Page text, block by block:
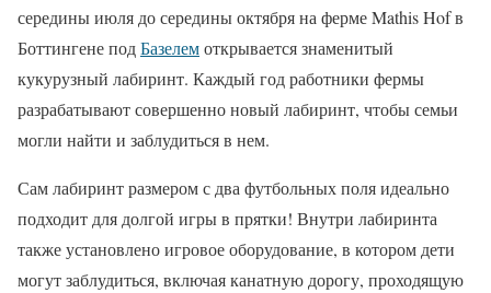
середины июля до середины октября на ферме Mathis Hof в
Боттингене подБазелемоткрывается знаменитый
кукурузный лабиринт. Каждый год работники фермы
разрабатывают совершенно новый лабиринт, чтобы семьи
могли найти и заблудиться в нем.
Сам лабиринт размером с два футбольных поля идеально
подходит для долгой игры в прятки! Внутри лабиринта
также установлено игровое оборудование, в котором дети
могут заблудиться, включая канатную дорогу, проходящую